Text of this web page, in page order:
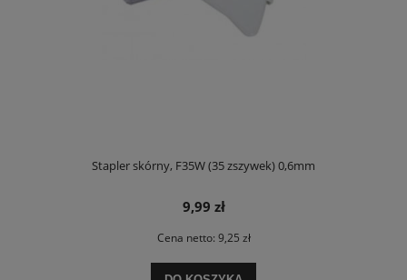
Stapler skórny, F35W (35 zszywek) 0,6mm
9,99 zł
Cena netto: 9,25 zł